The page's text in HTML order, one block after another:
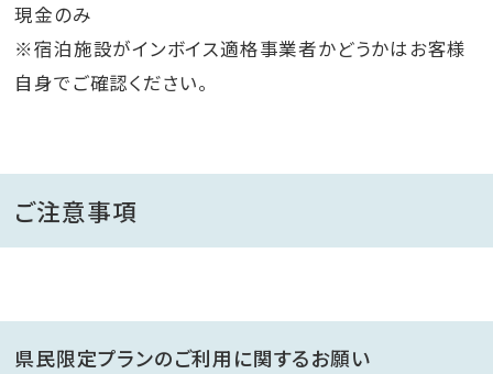
現金のみ
※宿泊施設がインボイス適格事業者かどうかはお客様
自身でご確認ください。
ご注意事項
県民限定プランのご利用に関するお願い